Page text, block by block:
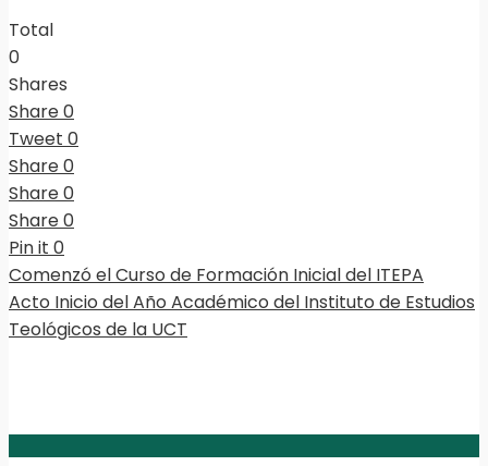
Total
0
Shares
Share0
Tweet 0
Share0
Share0
Share0
Pin it 0
Comenzó el Curso de Formación Inicial del ITEPA
Acto Inicio del Año Académico del Instituto de Estudios
Teológicos de la UCT